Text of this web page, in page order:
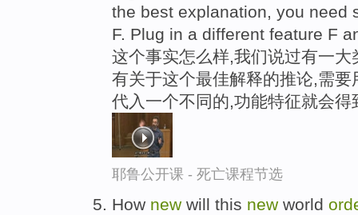
the best explanation, you need
F. Plug in a different feature F
这个事实怎么样,我们说过有一
有关于这个最佳解释的推论,需
代入一个不同的,功能特征就会得
耶鲁公开课 - 死亡课程节选
How new will this new world